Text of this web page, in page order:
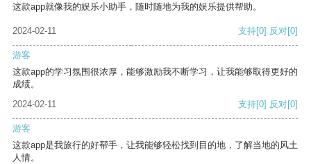
这款app就像我的娱乐小助手，随时随地为我的娱乐提供帮助。
2024-02-11 支持[0] 反对[0]
游客
这款app的学习氛围很浓厚，能够激励我不断学习，让我能够取得更好的
成绩。
2024-02-11
支持[0] 反对[0]
游客
这款app是我旅行的好帮手，让我能够轻松找到目的地，了解当地的风土
人情。